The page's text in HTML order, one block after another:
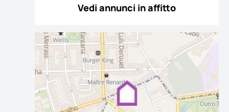
Vedi annunci in affitto